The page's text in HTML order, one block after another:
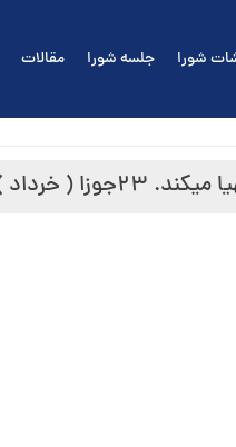
شورا جلسه شورا مقالات
( خرداد )